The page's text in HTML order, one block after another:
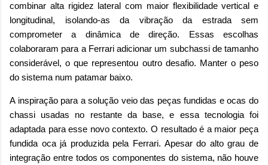
combinar alta rigidez lateral com maior flexibilidade vertical e
longitudinal, isolando-as da vibração da estrada sem
comprometer a dinâmica de direção. Essas escolhas
colaboraram para a Ferrari adicionar um subchassi de tamanho
considerável, o que representou outro desafio. Manter o peso
do sistema num patamar baixo.
A inspiração para a solução veio das peças fundidas e ocas do
chassi usadas no restante da base, e essa tecnologia foi
adaptada para esse novo contexto. O resultado é a maior peça
fundida oca já produzida pela Ferrari. Apesar do alto grau de
integração entre todos os componentes do sistema, não houve